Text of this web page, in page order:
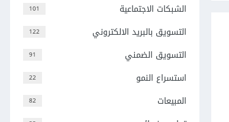
101 الشبكات الاجتماعية
122 التسويق بالبريد الالكتروني
91 التسويق الضمني
22 استسراع النمو
82 المبيعات